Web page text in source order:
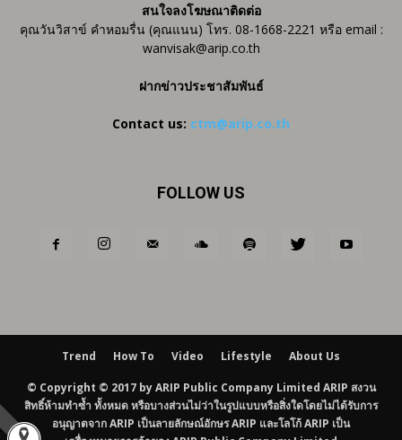
สนใจลงโฆษณาติดต่อ
คุณวันวิสาข์ คำหอมรื่น (คุณแนน) โทร. 08-1668-2221 หรือ email :
wanvisak@arip.co.th
ฝากข่าวประชาสัมพันธ์
Contact us: ctm@arip.co.th
FOLLOW US
Trend How To Video Lifestyle About Us
© Copyright © 2017 by ARIP Public Company Limited ARIP สงวน
สิทธิ์ห้ามทำซ้ำ ทั้งหมด หรือบางส่วนไม่ว่าในรูปแบบหรือสิ่งใดโดยไม่ได้รับการ
อนุญาตจาก ARIP เป็นลายลักษณ์อักษร ARIP และโลโก้ ARIP เป็น